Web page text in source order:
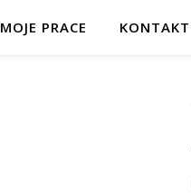
MOJE PRACE KONTAKT